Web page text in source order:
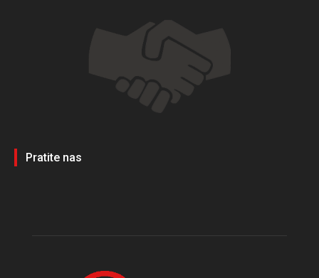
Pratite nas